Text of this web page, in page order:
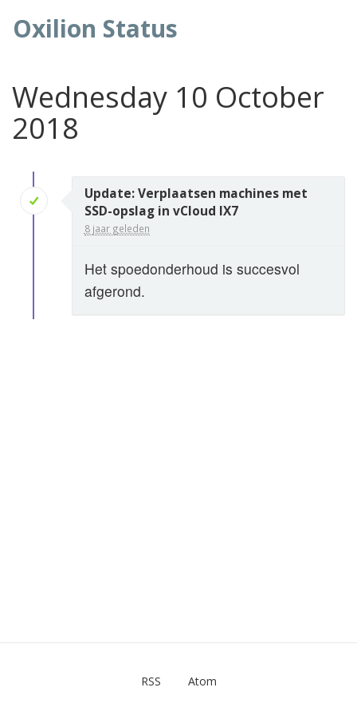
Oxilion Status
Wednesday 10 October
2018
Update: Verplaatsen machines met
SSD-opslag in vCloud IX7
8 jaar geleden
Het spoedonderhoud is succesvol
afgerond.
RSS Atom